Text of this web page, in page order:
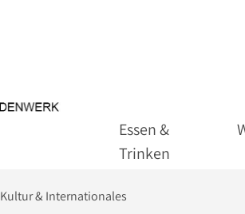
Essen &
Trinken
Kultur & Internationales